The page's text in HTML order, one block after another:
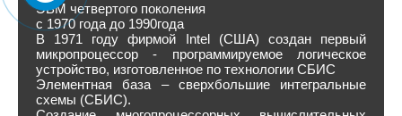
ЭВМ четвертого поколения
с 1970 года до 1990года
В 1971 году фирмой Intel (США) создан первый
микропроцессор - программируемое логическое
устройство, изготовленное по технологии СБИС
Элементная база – сверхбольшие интегральные
схемы (СБИС).